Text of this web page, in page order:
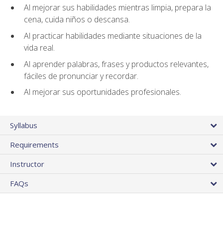
Al mejorar sus habilidades mientras limpia, prepara la
cena, cuida niños o descansa.
Al practicar habilidades mediante situaciones de la
vida real.
Al aprender palabras, frases y productos relevantes,
fáciles de pronunciar y recordar.
Al mejorar sus oportunidades profesionales.
Syllabus
Requirements
Instructor
FAQs